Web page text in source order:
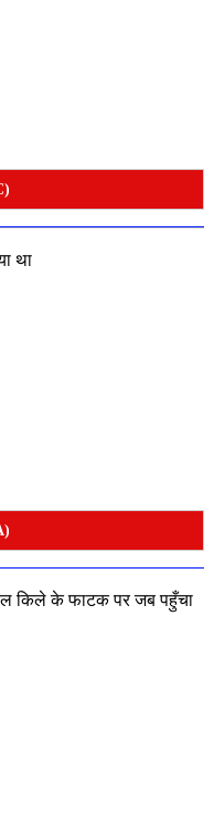
था
किले के फाटक परजब पहुँचा